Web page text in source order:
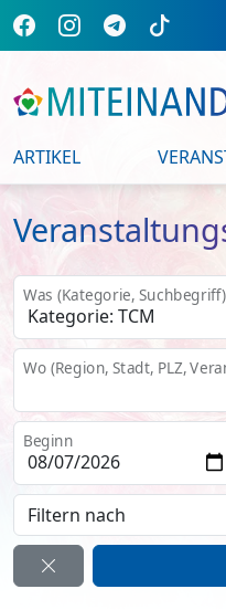
ARTIKEL
Was (Kategorie, Suchbegriff)
Wo (Region, Stadt, PLZ,
Beginn